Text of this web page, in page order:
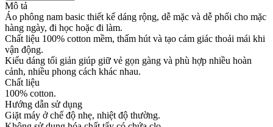
Mô tả
Áo phông nam basic thiết kế dáng rộng, dễ mặc và dễ phối cho mặc
hàng ngày, đi học hoặc đi làm.
Chất liệu 100% cotton mềm, thấm hút và tạo cảm giác thoải mái khi
vận động.
Kiểu dáng tối giản giúp giữ vẻ gọn gàng và phù hợp nhiều hoàn
cảnh, nhiều phong cách khác nhau.
Chất liệu
100% cotton.
Hướng dẫn sử dụng
Giặt máy ở chế độ nhẹ, nhiệt độ thường.